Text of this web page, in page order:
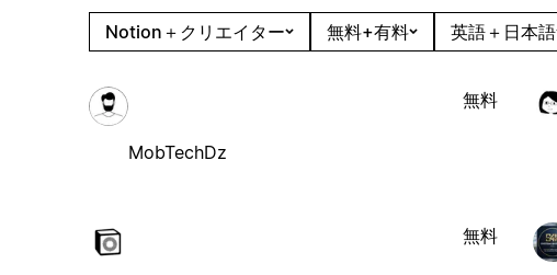
Notion＋クリエイター 無料+有料 英語＋日本語
MobTechDz
無料
無料